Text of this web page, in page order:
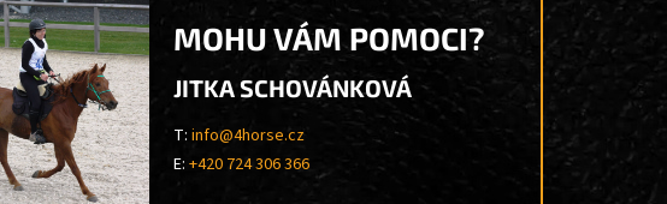
MOHU VÁM POMOCI?
JITKA SCHOVÁNKOVÁ
T: info@4horse.cz
E: +420 724 306 366